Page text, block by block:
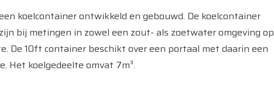
koelcontainer ontwikkeld en gebouwd. De koelcontainer
bij metingen in zowel een zout- als zoetwater omgeving op
De 10ft container beschikt over een portaal met daarin een
Het koelgedeelte omvat 7m³.